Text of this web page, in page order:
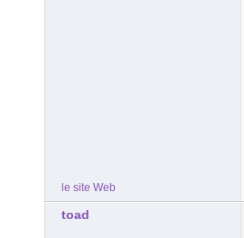
le site Web
toad